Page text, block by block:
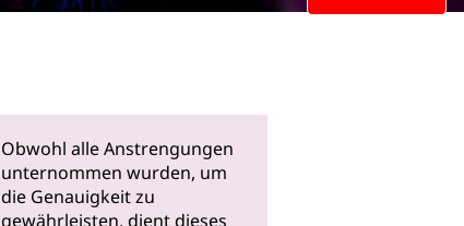
Obwohl alle Anstrengungen
unternommen wurden, um
die Genauigkeit zu
gewährleisten, dient dieses